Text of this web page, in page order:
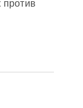
против